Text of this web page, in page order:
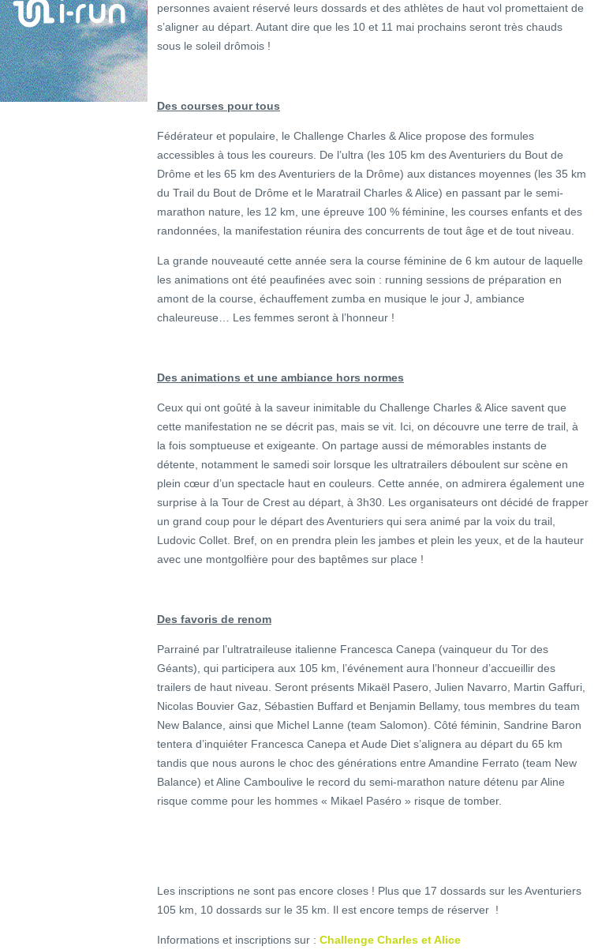
personnes avaient réservé leurs dossards et des athlètes de haut vol promettaient de
s’aligner au départ. Autant dire que les 10 et 11 mai prochains seront très chauds
sous le soleil drômois !
Des courses pour tous
Fédérateur et populaire, le Challenge Charles & Alice propose des formules
accessibles à tous les coureurs. De l’ultra (les 105 km des Aventuriers du Bout de
Drôme et les 65 km des Aventuriers de la Drôme) aux distances moyennes (les 35 km
du Trail du Bout de Drôme et le Maratrail Charles & Alice) en passant par le semi-
marathon nature, les 12 km, une épreuve 100 % féminine, les courses enfants et des
randonnées, la manifestation réunira des concurrents de tout âge et de tout niveau.
La grande nouveauté cette année sera la course féminine de 6 km autour de laquelle
les animations ont été peaufinées avec soin : running sessions de préparation en
amont de la course, échauffement zumba en musique le jour J, ambiance
chaleureuse… Les femmes seront à l’honneur !
Des animations et une ambiance hors normes
Ceux qui ont goûté à la saveur inimitable du Challenge Charles & Alice savent que
cette manifestation ne se décrit pas, mais se vit. Ici, on découvre une terre de trail, à
la fois somptueuse et exigeante. On partage aussi de mémorables instants de
détente, notamment le samedi soir lorsque les ultratrailers déboulent sur scène en
plein cœur d’un spectacle haut en couleurs. Cette année, on admirera également une
surprise à la Tour de Crest au départ, à 3h30. Les organisateurs ont décidé de frapper
un grand coup pour le départ des Aventuriers qui sera animé par la voix du trail,
Ludovic Collet. Bref, on en prendra plein les jambes et plein les yeux, et de la hauteur
avec une montgolfière pour des baptêmes sur place !
Des favoris de renom
Parrainé par l’ultratraileuse italienne Francesca Canepa (vainqueur du Tor des
Géants), qui participera aux 105 km, l’événement aura l’honneur d’accueillir des
trailers de haut niveau. Seront présents Mikaël Pasero, Julien Navarro, Martin Gaffuri,
Nicolas Bouvier Gaz, Sébastien Buffard et Benjamin Bellamy, tous membres du team
New Balance, ainsi que Michel Lanne (team Salomon). Côté féminin, Sandrine Baron
tentera d’inquiéter Francesca Canepa et Aude Diet s’alignera au départ du 65 km
tandis que nous aurons le choc des générations entre Amandine Ferrato (team New
Balance) et Aline Camboulive le record du semi-marathon nature détenu par Aline
risque comme pour les hommes « Mikael Paséro » risque de tomber.
Les inscriptions ne sont pas encore closes ! Plus que 17 dossards sur les Aventuriers
105 km, 10 dossards sur le 35 km. Il est encore temps de réserver !
Informations et inscriptions sur : Challenge Charles et Alice